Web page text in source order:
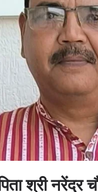
श्री नरेंद्र